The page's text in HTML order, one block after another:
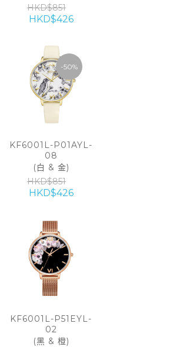
HKD$851
HKD$426
-50%
KF6001L-P01AYL-
08
(白 & 金)
HKD$851
HKD$426
KF6001L-P51EYL-
02
(黑 & 橙)